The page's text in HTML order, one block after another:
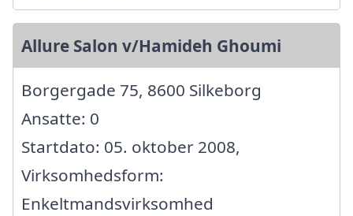
Allure Salon v/Hamideh Ghoumi
Borgergade 75, 8600 Silkeborg
Ansatte: 0
Startdato: 05. oktober 2008,
Virksomhedsform:
Enkeltmandsvirksomhed